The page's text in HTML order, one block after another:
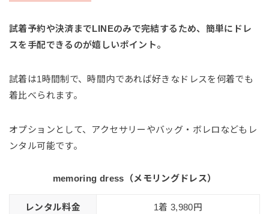
試着予約や決済までLINEのみで完結するため、簡単にドレ
スを手配できるのが嬉しいポイント。
試着は1時間制で、時間内であれば好きなドレスを何着でも
着比べられます。
オプションとして、アクセサリーやバッグ・ボレロなどもレ
ンタル可能です。
memoring dress（メモリングドレス）
レンタル料金 1着 3,980円